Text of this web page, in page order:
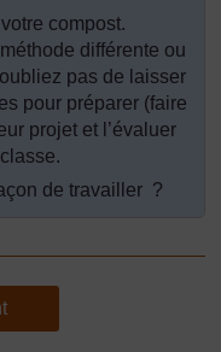
compost.
différente ou
pas de laisser
pour préparer (faire
projet et l’évaluer
de travailler ?